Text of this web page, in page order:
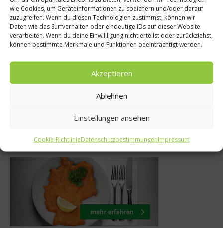
wie Cookies, um Geräteinformationen zu speichern und/oder darauf
zuzugreifen. Wenn du diesen Technologien zustimmst, können wir
Daten wie das Surfverhalten oder eindeutige IDs auf dieser Website
verarbeiten. Wenn du deine Einwillligung nicht erteilst oder zurückziehst,
können bestimmte Merkmale und Funktionen beeinträchtigt werden.
Akzeptieren
Ablehnen
Einstellungen ansehen
Cookie-RichtlinieDatenschutzbestimmungenImpressum
Blue Penny
News
Mit KLASSE,
die Welt
22. September